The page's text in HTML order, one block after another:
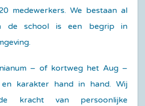
medewerkers. We bestaan al
de school is een begrip in
– of kortweg het Aug –
en karakter hand in hand. Wij
kracht van persoonlijke